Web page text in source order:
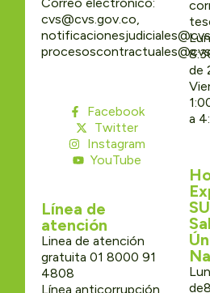
cvs@cvs.gov.co,
Facebook
Twitter
Instagram
YouTube
Línea de
atención
Linea de atención
gratuita 01 8000 91
4808
Línea anticorrupción
de
a